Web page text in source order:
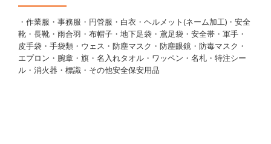
・作業服・事務服・円管服・白衣・ヘルメット(ネーム加工)・安全
靴・長靴・雨合羽・布帽子・地下足袋・鳶足袋・安全帯・軍手・
皮手袋・手袋類・ウェス・防塵マスク・防塵眼鏡・防毒マスク・
エプロン・腕章・旗・名入れタオル・ワッペン・名札・特注シー
ル・消火器・標識・その他安全保安用品